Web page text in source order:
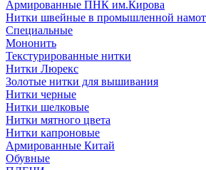
Армированные ПНК им.Кирова
Нитки швейные в промышленной
Специальные
Мононить
Текстурированные нитки
Нитки Люрекс
Золотые нитки для вышивания
Нитки черные
Нитки шелковые
Нитки мятного цвета
Нитки капроновые
Армированные Китай
Обувные